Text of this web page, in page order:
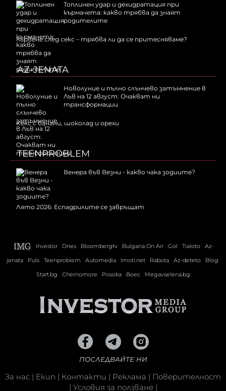
Топлинен удар и дехидратация при
кърмачета: какво трябва да знаят
родителите
Кървене след секс – трябва ли да се притесняваме?
AZ-JENATA
Новолуние и пълно слънчево затъмнение в
Лъв на 12 август: Очакват ни
трансформации
Kекс с банани, шоколад и орехи
TEENPROBLEM
Венера във Везни - какво чака зодиите?
Лято 2026: Еспадрилите се завръщат
Investor Dnes Bloombergtv Bulgaria On Air Gol Tialoto
Az-
jenata
Puls Teenproblem Automedia Imoti.net Rabota Az-deteto
Blog
Start.bg
Chernomore Posoka Boec Megavselena.bg
ПОСЛЕДВАЙТЕ НИ
За нас | Екип | Контакти | Реклама | Поверителност
| Условия за ползване|